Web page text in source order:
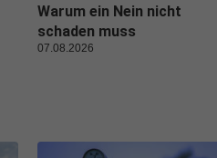
Warum ein Nein nicht
schaden muss
07.08.2026